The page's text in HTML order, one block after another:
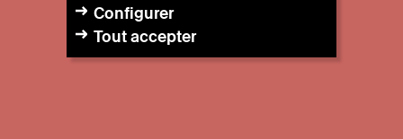
Configurer
Tout accepter